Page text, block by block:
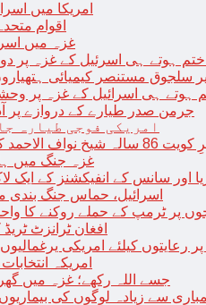
امریکا میں
اقوام
غزہ میں اسرائیلی
ہوتے ہی اسرئیل کے غزہ پر دوبارہ
سلجوق مستنصر کیمیائی
ہی اسرائیل کے غزہ پر وحشیانہ
جرمن صدر طیارے کے دروازے پر
امریکی فوجی طیارہ
نواف الاحمد کی اچانک طبیعت بگڑ گئی؛ اسپتال میں داخل
غزہ جنگ میں ہلاک
اور سانس کے انفیکشنز کے ایک
اسرائیل، حماس جنگ بندی
افغان ٹرانزٹ ٹریڈ کی
رعایتوں کیلئے امریکی
امریکہ
جسے اللہ رکھے؛ غزہ میں گھر کے ملبے سے37 دن
سے زیادہ لوگوں کی